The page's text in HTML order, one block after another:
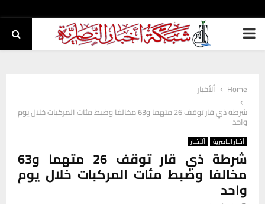
PRIMARY
Home
ألأخبار
شرطة ذي قار توقف 26 متهما و63 مخالفا وضبط مئات المركبات خلال يوم
واحد
أخبار الناصرية ألأخبار
شرطة ذي قار توقف 26 متهما و63
مخالفا وضبط مئات المركبات خلال يوم
واحد